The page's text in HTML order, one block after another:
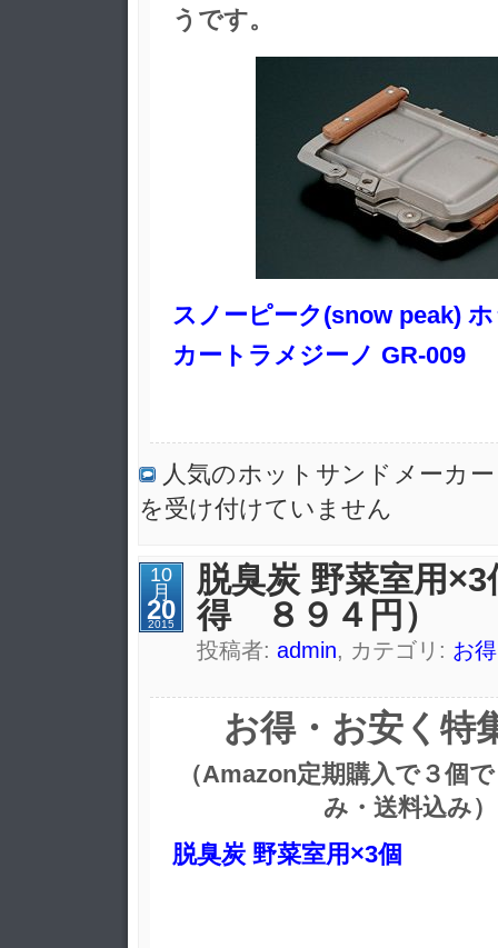
うです。
スノーピーク(snow peak)
カートラメジーノ GR-009
人気のホットサンドメーカ
を受け付けていません
10
月
20
2015
脱臭炭 野菜室用
得 ８９４円）
投稿者:admin, カテゴリ: お
お得・お安く特
（Amazon定期購入で３個
み・送料込み
脱臭炭 野菜室用×3個